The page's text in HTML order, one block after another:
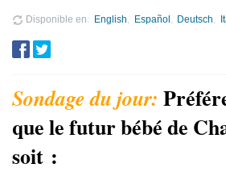
Disponible en English Español Deutsch
que le futur bébé de
soit :